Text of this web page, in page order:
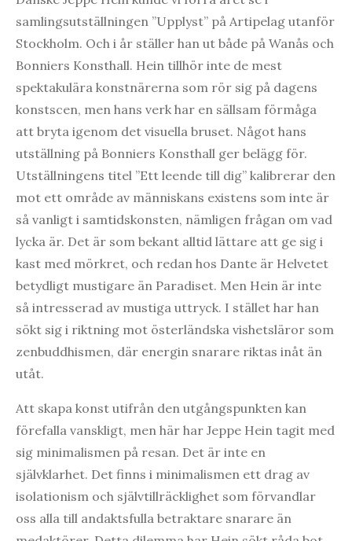
samlingsutställningen ”Upplyst” på Artipelag utanför
Stockholm. Och i år ställer han ut både på Wanås och
Bonniers Konsthall. Hein tillhör inte de mest
spektakulära konstnärerna som rör sig på dagens
konstscen, men hans verk har en sällsam förmåga
att bryta igenom det visuella bruset. Något hans
utställning på Bonniers Konsthall ger belägg för.
Utställningens titel ”Ett leende till dig” kalibrerar den
mot ett område av människans existens som inte är
så vanligt i samtidskonsten, nämligen frågan om vad
lycka är. Det är som bekant alltid lättare att ge sig i
kast med mörkret, och redan hos Dante är Helvetet
betydligt mustigare än Paradiset. Men Hein är inte
så intresserad av mustiga uttryck. I stället har han
sökt sig i riktning mot österländska vishetsläror som
zenbuddhismen, där energin snarare riktas inåt än
utåt.
Att skapa konst utifrån den utgångspunkten kan
förefalla vanskligt, men här har Jeppe Hein tagit med
sig minimalismen på resan. Det är inte en
självklarhet. Det finns i minimalismen ett drag av
isolationism och självtillräcklighet som förvandlar
oss alla till andaktsfulla betraktare snarare än